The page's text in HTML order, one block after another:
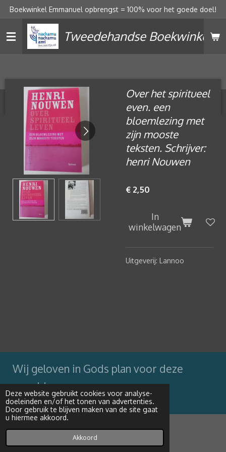
Deze website gebruikt cookies voor analyse-
doeleinden en/of het tonen van advertenties.
Door gebruik te blijven maken van de site gaat
u hiermee akkoord.
Akkoord
Ga
naar
hoofdinhoud
Tweedehandse Boekwinkel
Boekwinkel Emmanuel opbrengst = 100% voor het goede doel!
Over het spiritueel
even. een
bloemlezing met
zijn mooste
teksten. Schrijver:
henri Nouwen
€ 2,50
In
winkelwagen
Uitgeverij: Lannoo
Wij geloven in Gods plan voor deze
wereld
Powered byJouwWeb